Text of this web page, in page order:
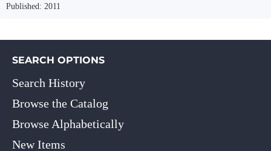
Published: 2011
SEARCH OPTIONS
Search History
Browse the Catalog
Browse Alphabetically
New Items